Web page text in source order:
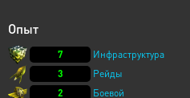
Опыт
7
Инфраструктура
3
Рейды
2
Боевой